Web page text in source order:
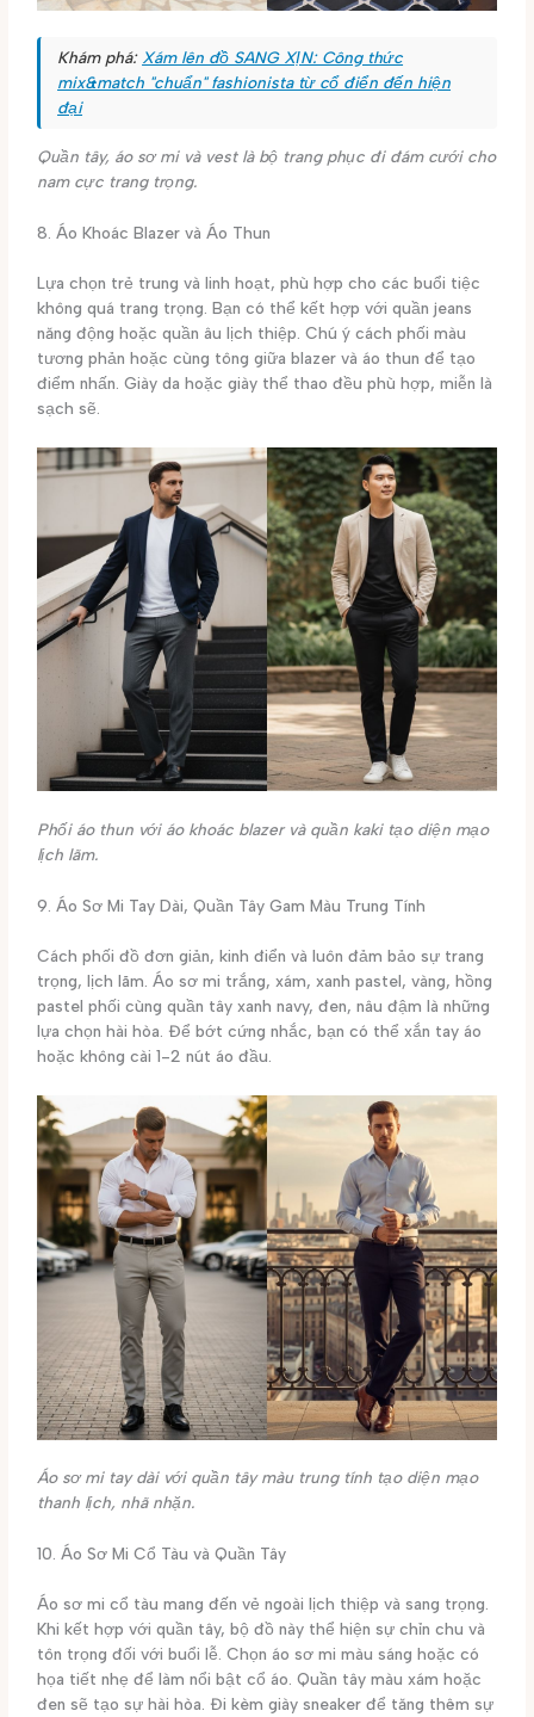
Khám phá: Xám lên đồ SANG XỊN: Công thức
mix&match "chuẩn" fashionista từ cổ điển đến hiện
đại
Quần tây, áo sơ mi và vest là bộ trang phục đi đám cưới cho
nam cực trang trọng.
8. Áo Khoác Blazer và Áo Thun
Lựa chọn trẻ trung và linh hoạt, phù hợp cho các buổi tiệc
không quá trang trọng. Bạn có thể kết hợp với quần jeans
năng động hoặc quần âu lịch thiệp. Chú ý cách phối màu
tương phản hoặc cùng tông giữa blazer và áo thun để tạo
điểm nhấn. Giày da hoặc giày thể thao đều phù hợp, miễn là
sạch sẽ.
Phối áo thun với áo khoác blazer và quần kaki tạo diện mạo
lịch lãm.
9. Áo Sơ Mi Tay Dài, Quần Tây Gam Màu Trung Tính
Cách phối đồ đơn giản, kinh điển và luôn đảm bảo sự trang
trọng, lịch lãm. Áo sơ mi trắng, xám, xanh pastel, vàng, hồng
pastel phối cùng quần tây xanh navy, đen, nâu đậm là những
lựa chọn hài hòa. Để bớt cứng nhắc, bạn có thể xắn tay áo
hoặc không cài 1-2 nút áo đầu.
Áo sơ mi tay dài với quần tây màu trung tính tạo diện mạo
thanh lịch, nhã nhặn.
10. Áo Sơ Mi Cổ Tàu và Quần Tây
Áo sơ mi cổ tàu mang đến vẻ ngoài lịch thiệp và sang trọng.
Khi kết hợp với quần tây, bộ đồ này thể hiện sự chỉn chu và
tôn trọng đối với buổi lễ. Chọn áo sơ mi màu sáng hoặc có
họa tiết nhẹ để làm nổi bật cổ áo. Quần tây màu xám hoặc
đen sẽ tạo sự hài hòa. Đi kèm giày sneaker để tăng thêm sự